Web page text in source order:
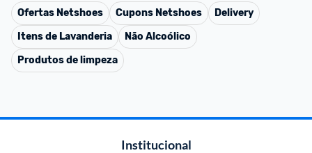
Ofertas Netshoes Cupons Netshoes
Delivery
Itens de Lavanderia
Não Alcoólico
Produtos de limpeza
Institucional